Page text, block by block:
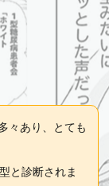
々あり、とても
と診断されま